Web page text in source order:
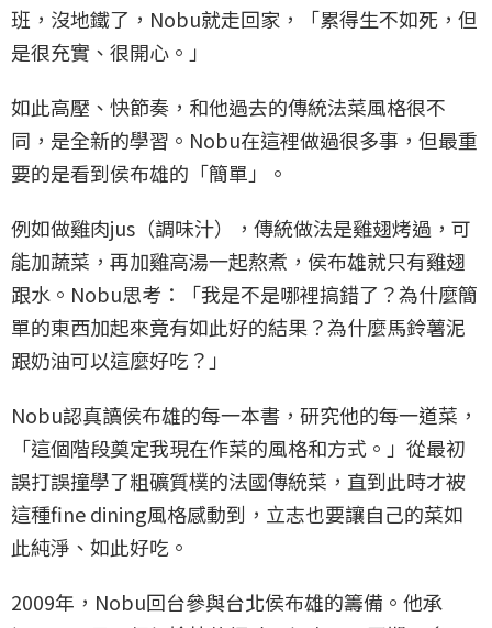
班，沒地鐵了，Nobu就走回家，「累得生不如死，但
是很充實、很開心。」
如此高壓、快節奏，和他過去的傳統法菜風格很不
同，是全新的學習。Nobu在這裡做過很多事，但最重
要的是看到侯布雄的「簡單」。
例如做雞肉jus（調味汁），傳統做法是雞翅烤過，可
能加蔬菜，再加雞高湯一起熬煮，侯布雄就只有雞翅
跟水。Nobu思考：「我是不是哪裡搞錯了？為什麼簡
單的東西加起來竟有如此好的結果？為什麼馬鈴薯泥
跟奶油可以這麼好吃？」
Nobu認真讀侯布雄的每一本書，研究他的每一道菜，
「這個階段奠定我現在作菜的風格和方式。」從最初
誤打誤撞學了粗礦質樸的法國傳統菜，直到此時才被
這種fine dining風格感動到，立志也要讓自己的菜如
此純淨、如此好吃。
2009年，Nobu回台參與台北侯布雄的籌備。他承